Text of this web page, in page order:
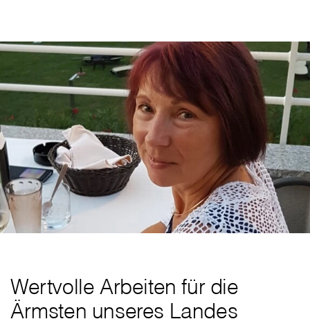
Wertvolle Arbeiten für die
Ärmsten unseres Landes